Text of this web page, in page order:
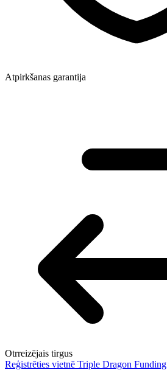
Atpirkšanas garantija
Otrreizējais tirgus
Reģistrēties vietnē Triple Dragon Funding